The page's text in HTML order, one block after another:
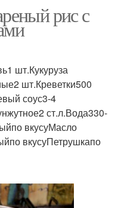
рис с
шт.Кукуруза
шт.Креветки500
соус3-4
ст.л.Вода330-
вкусуМасло
вкусуПетрушкапо